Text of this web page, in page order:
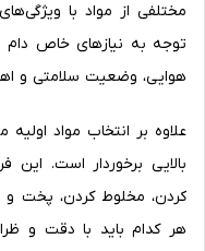
مختلفی از مواد با
توجه به نیازهای خاص دام
هوایی، وضعیت سلامتی و
علاوه بر انتخاب مواد
بالایی برخوردار است. این
کردن، مخلوط کردن، پخت
هر کدام باید با دقت و